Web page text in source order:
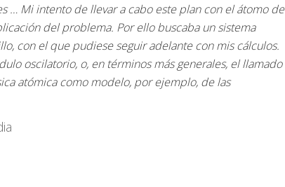
… Mi intento de llevar a cabo este plan con el átomo de
del problema. Por ello buscaba un sistema
con el que pudiese seguir adelante con mis cálculos.
oscilatorio, o, en términos más generales, el llamado
atómica como modelo, por ejemplo, de las